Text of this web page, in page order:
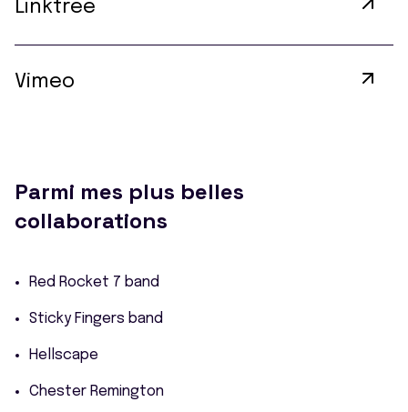
Linktree
Vimeo
Parmi mes plus belles
collaborations
Red Rocket 7 band
Sticky Fingers band
Hellscape
Chester Remington